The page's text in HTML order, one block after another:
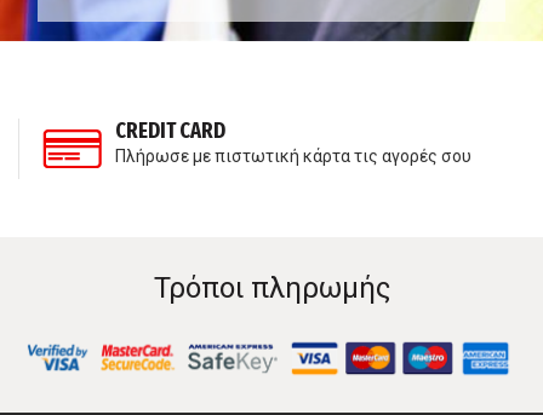
CREDIT CARD
Πλήρωσε με πιστωτική κάρτα τις αγορές σου
Τρόποι πληρωμής